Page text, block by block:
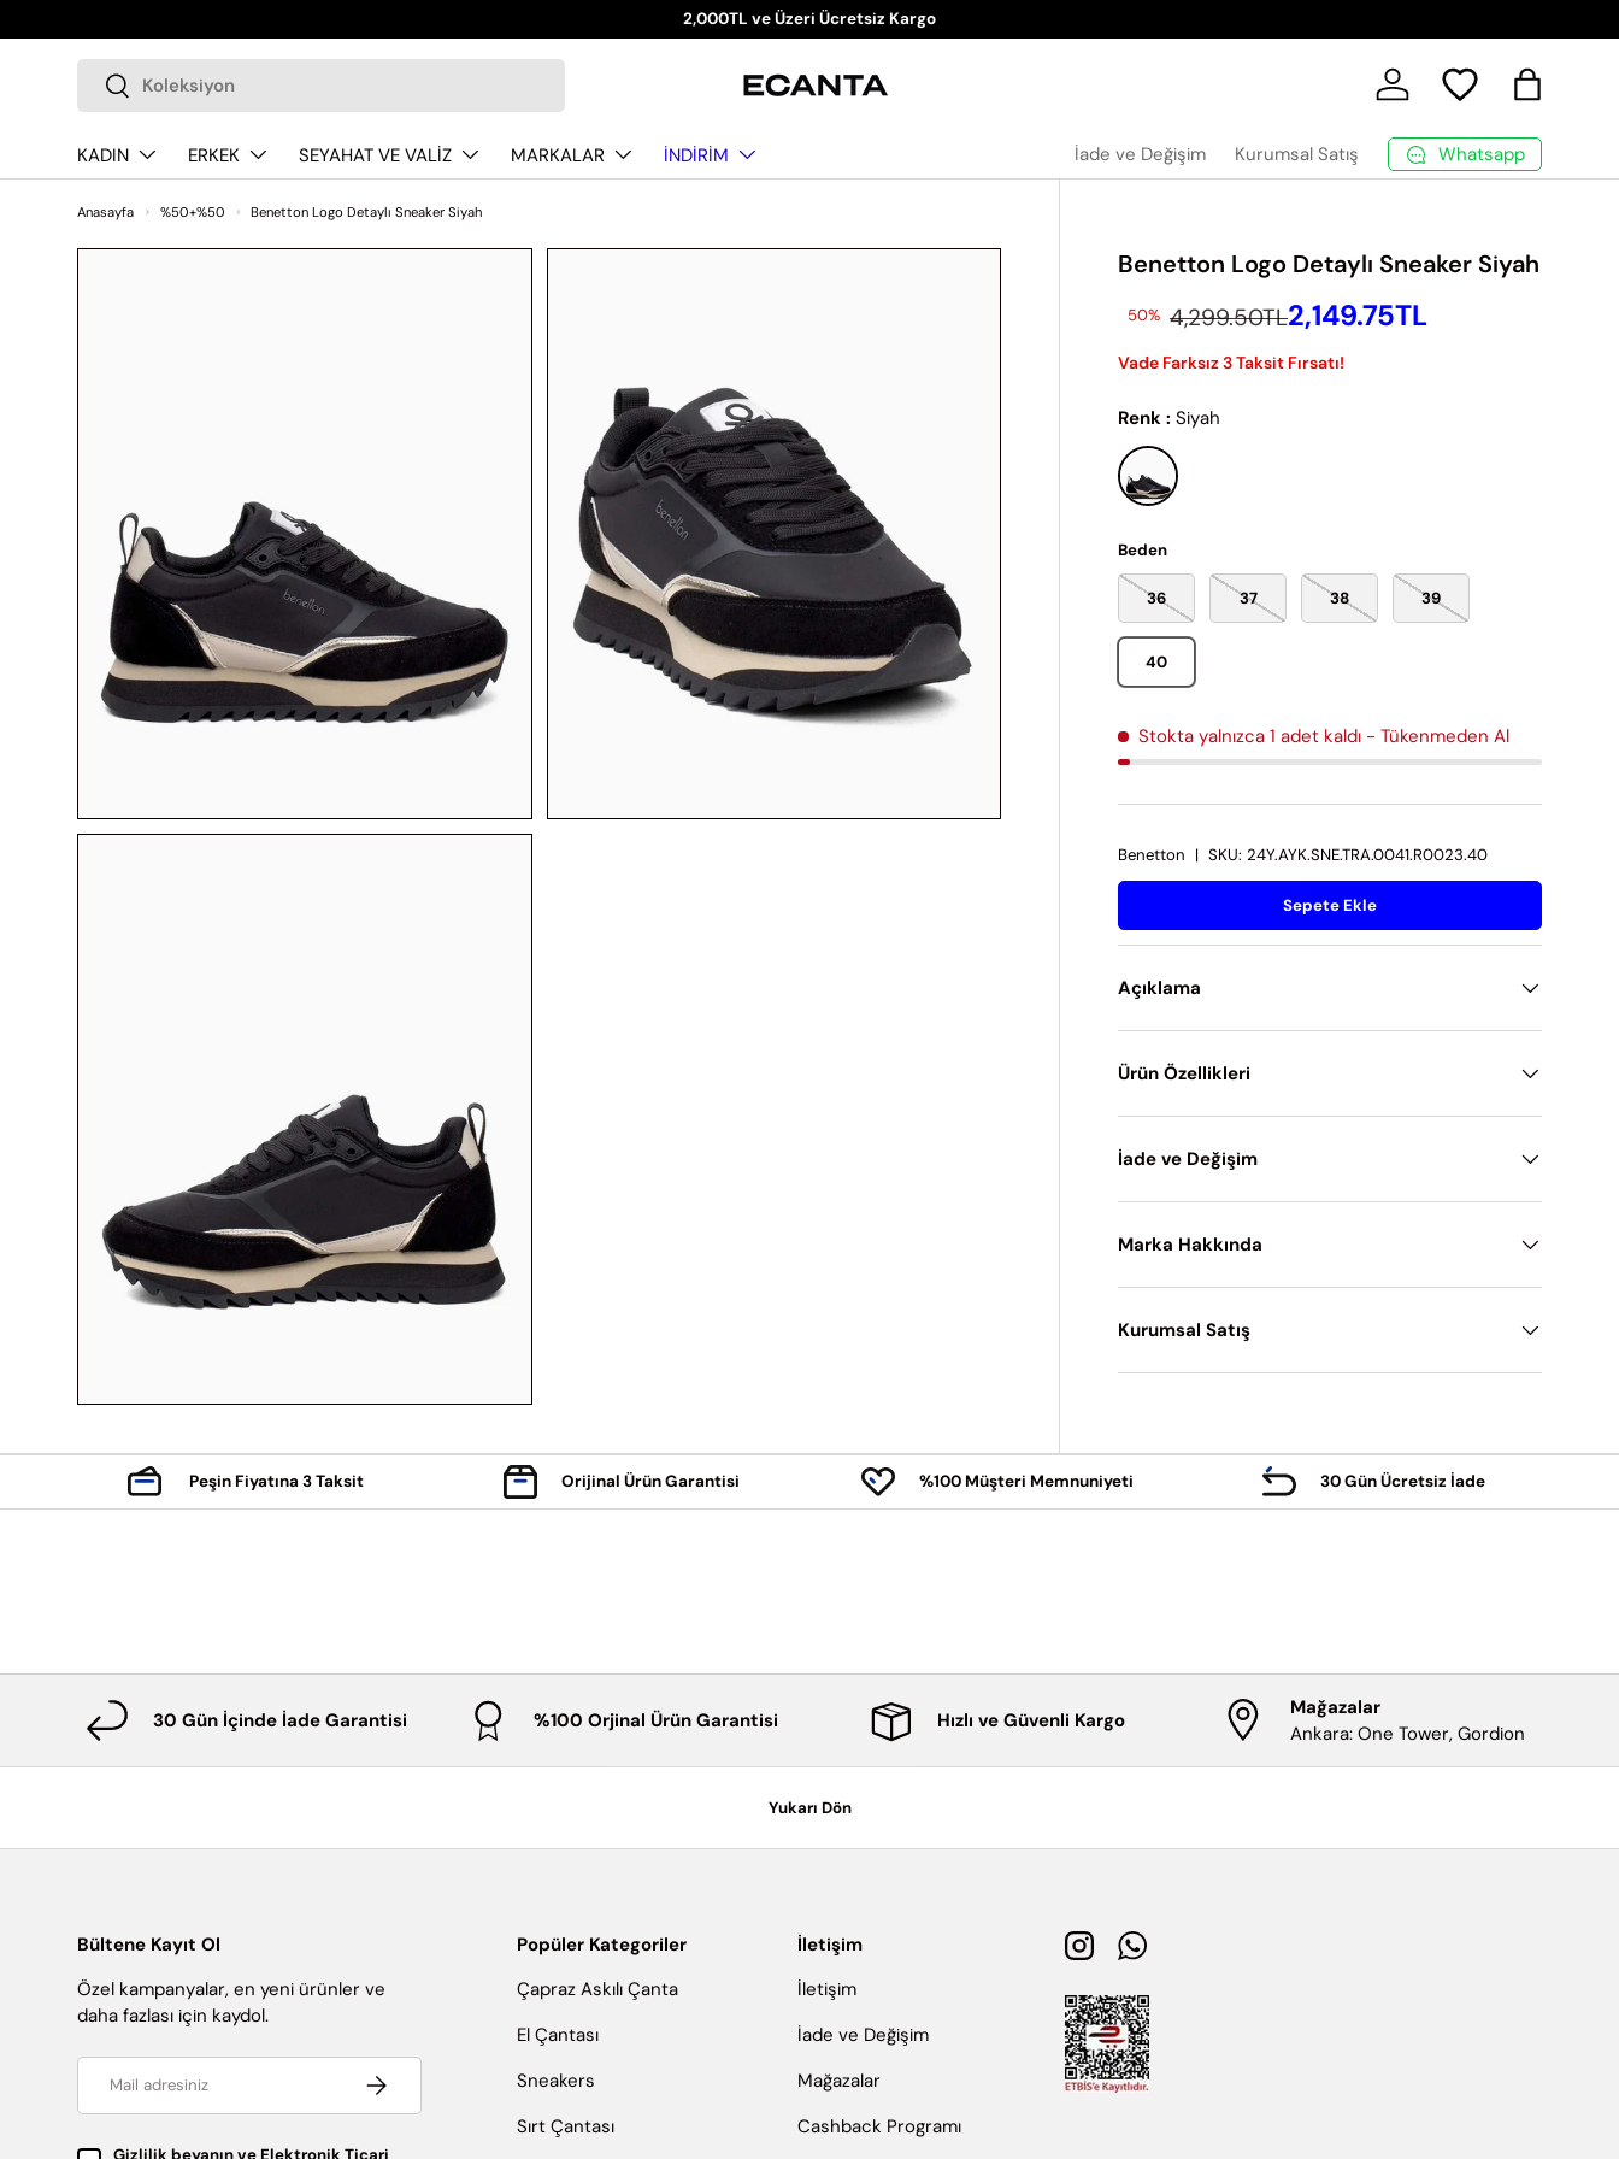
İçeriği atla
2,000TL ve Üzeri Ücretsiz Kargo
Ara Giriş Yap Sepet
KADIN ERKEK SEYAHAT VE VALİZ MARKALAR İNDİRİM İade ve Değişim Kurumsal Satış Whatsapp
Anasayfa %50+%50 Benetton Logo Detaylı Sneaker Siyah
Benetton Logo Detaylı Sneaker Siyah
50% İndirimsiz Fiyat
4,299.50TLİndirimli Fiyatı
2,149.75TL
Vade Farksız 3 Taksit Fırsatı!
Renk : Siyah
Beden
36 37 38 39
40
Stokta yalnızca 1 adet kaldı - Tükenmeden Al
Benetton | SKU: 24Y.AYK.SNE.TRA.0041.R0023.40
Sepete Ekle
Açıklama
Ürün Özellikleri
İade ve Değişim
Marka Hakkında
Kurumsal Satış
Peşin Fiyatına 3 Taksit Orijinal Ürün Garantisi %100 Müşteri Memnuniyeti 30 Gün Ücretsiz İade
30 Gün İçinde İade Garantisi %100 Orjinal Ürün Garantisi Hızlı ve Güvenli Kargo
Mağazalar
Ankara: One Tower, Gordion
Yukarı Dön
Bültene Kayıt Ol
Özel kampanyalar, en yeni ürünler ve
daha fazlası için kaydol.
Abone ol
Gizlilik beyanınve Elektronik Ticari
Popüler Kategoriler
Çapraz Askılı Çanta
El Çantası
Sneakers
Sırt Çantası
İletişim
İletişim
İade ve Değişim
Mağazalar
Cashback Programı
InstagramWhatsApp